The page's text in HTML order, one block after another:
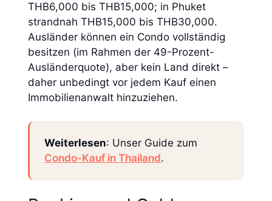
THB6,000 bis THB15,000; in Phuket
strandnah THB15,000 bis THB30,000.
Ausländer können ein Condo vollständig
besitzen (im Rahmen der 49-Prozent-
Ausländerquote), aber kein Land direkt –
daher unbedingt vor jedem Kauf einen
Immobilienanwalt hinzuziehen.
Weiterlesen: Unser Guide zum
Condo-Kauf in Thailand.